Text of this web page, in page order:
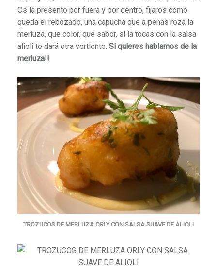
Os la presento por fuera y por dentro, fijaros como
queda el rebozado, una capucha que a penas roza la
merluza, que color, que sabor, si la tocas con la salsa
alioli te dará otra vertiente. Si quieres hablamos de la
merluza!!
TROZUCOS DE MERLUZA ORLY CON SALSA SUAVE DE ALIOLI